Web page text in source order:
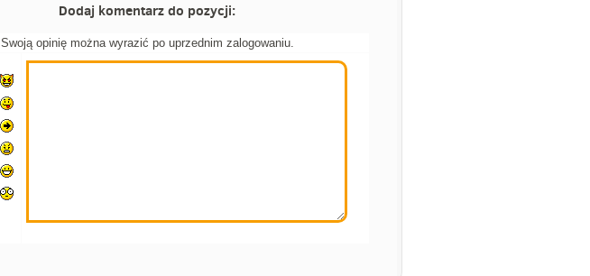
Dodaj komentarz do pozycji:
Swoją opinię można wyrazić po uprzednim zalogowaniu.